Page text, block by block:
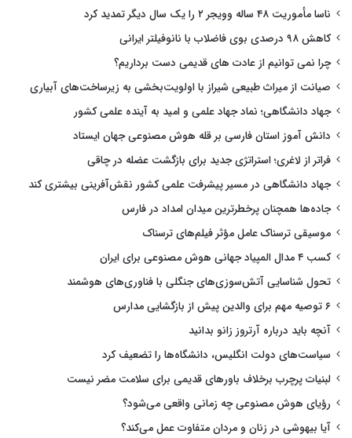
ناسا مأموریت ۴۸ ساله وویجر ۲ را یک سال دیگر تمدید کرد
کاهش ۹۸ درصدی بوی فاضلاب با نانوفیلتر ایرانی
چرا نمی توانیم از عادت های قدیمی دست برداریم؟
صیانت از میراث طبیعی شیراز با اولویت‌بخشی به زیرساخت‌های آبیاری
جهاد دانشگاهی؛ نماد جهاد علمی و امید به آینده علمی کشور
دانش آموز استان فارسی بر قله هوش مصنوعی جهان ایستاد
فراتر از لاغری؛ استراتژی جدید برای بازگشت عضله در چاقی
جهاد دانشگاهی در مسیر پیشرفت علمی کشور نقش‌آفرینی بیشتری کند
جاده‌ها همچنان پرخطرترین میدان امداد در فارس
موسیقی ترسناک عامل مؤثر فیلم‌های ترسناک
کسب ۴ مدال المپیاد جهانی هوش مصنوعی برای ایران
تحول شناسایی آتش‌سوزی‌های جنگلی با فناوری‌های هوشمند
۶ توصیه مهم برای والدین پیش از بازگشایی مدارس
آنچه باید درباره آرتروز زانو بدانید
سیاست‌های دولت انگلیس، دانشگاه‌ها را تضعیف کرد
لبنیات پرچرب برخلاف باورهای قدیمی برای سلامت مضر نیست
رؤیای هوش مصنوعی چه زمانی واقعی می‌شود؟
آیا بیهوشی در زنان و مردان متفاوت عمل می‌کند؟